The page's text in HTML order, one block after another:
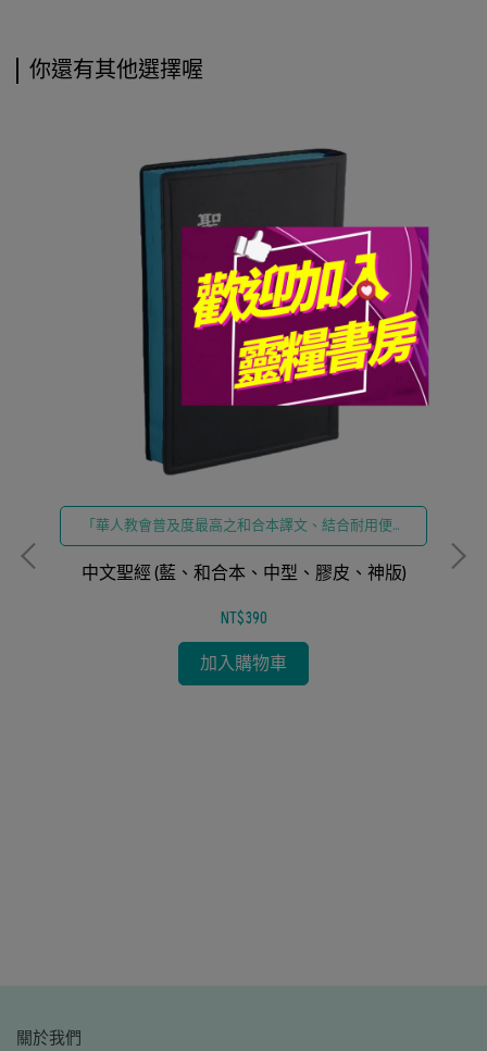
你還有其他選擇喔
「華人教會普及度最高之和合本譯文、結合耐用便攜
之膠皮設計」
中文聖經 (藍、和合本、中型、膠皮、神版)
NT$390
加入購物車
關於我們